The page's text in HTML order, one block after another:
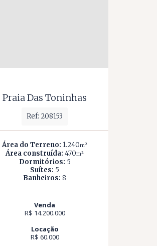
Praia Das Toninhas
Ref: 208153
Área do Terreno: 1.240m²
Área construída: 470m²
Dormitórios: 5
Suítes: 5
Banheiros: 8
Venda
R$ 14.200.000
Locação
R$ 60.000